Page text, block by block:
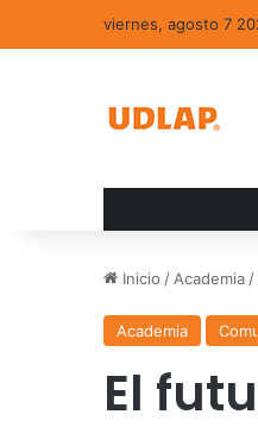
viernes, agosto 7
Inicio / Academia /
Academia
El